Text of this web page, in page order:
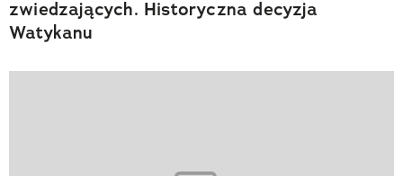
zwiedzających. Historyczna decyzja
Watykanu